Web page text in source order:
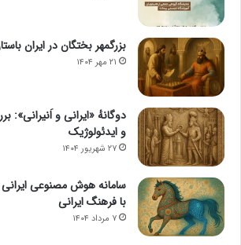
بزرگمهر بختگان در ایران
۲۱ مهر ۱۴۰۴
دوگانهٔ «ایرانی و اَنیرانی»:
و ایدئولوژیک
۲۷ شهریور ۱۴۰۴
سامانه هوش مصنوعی
با فرهنگ ایرانی
۷ مرداد ۱۴۰۴